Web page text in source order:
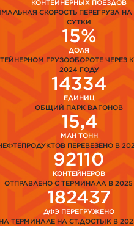
КОНТЕЙНЕРНЫХ ПОЕЗДОВ
СКОРОСТЬ ПЕРЕГРУЗА
СУТКИ
15%
ДОЛЯ
ГРУЗООБОРОТЕ ЧЕРЕЗ
2024 ГОДУ
14334
ЕДИНИЦ
ОБЩИЙ ПАРК ВАГОНОВ
15,4
МЛН ТОНН
ПЕРЕВЕЗЕНО В
92110
КОНТЕЙНЕРОВ
ОТПРАВЛЕНО С ТЕРМИНАЛА В
182437
ДФЭ ПЕРЕГРУЖЕНО
НА ТЕРМИНАЛЕ НА СТ.ДОСТЫК В